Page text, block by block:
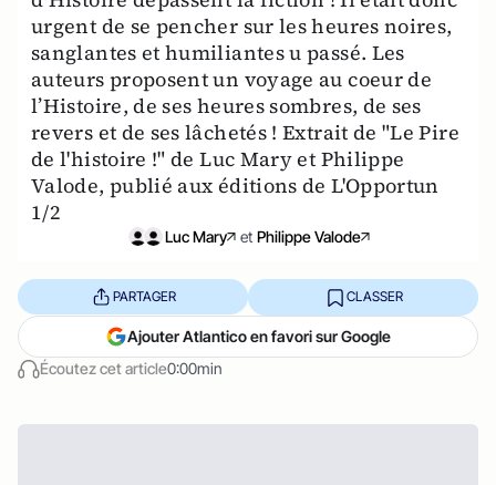
urgent de se pencher sur les heures noires,
sanglantes et humiliantes u passé. Les
auteurs proposent un voyage au coeur de
l’Histoire, de ses heures sombres, de ses
revers et de ses lâchetés ! Extrait de "Le Pire
de l'histoire !" de Luc Mary et Philippe
Valode, publié aux éditions de L'Opportun
1/2
Luc Mary et Philippe Valode
Écoutez cet article0:00min
PARTAGER CLASSER
Ajouter Atlantico en favori sur Google